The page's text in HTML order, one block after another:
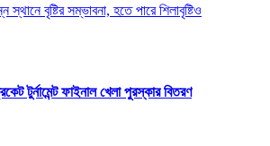
স্থানে বৃষ্টির সম্ভাবনা, হতে পারে শিলাবৃষ্টিও
টুর্নামেন্ট ফাইনাল খেলা পুরস্কার বিতরণ